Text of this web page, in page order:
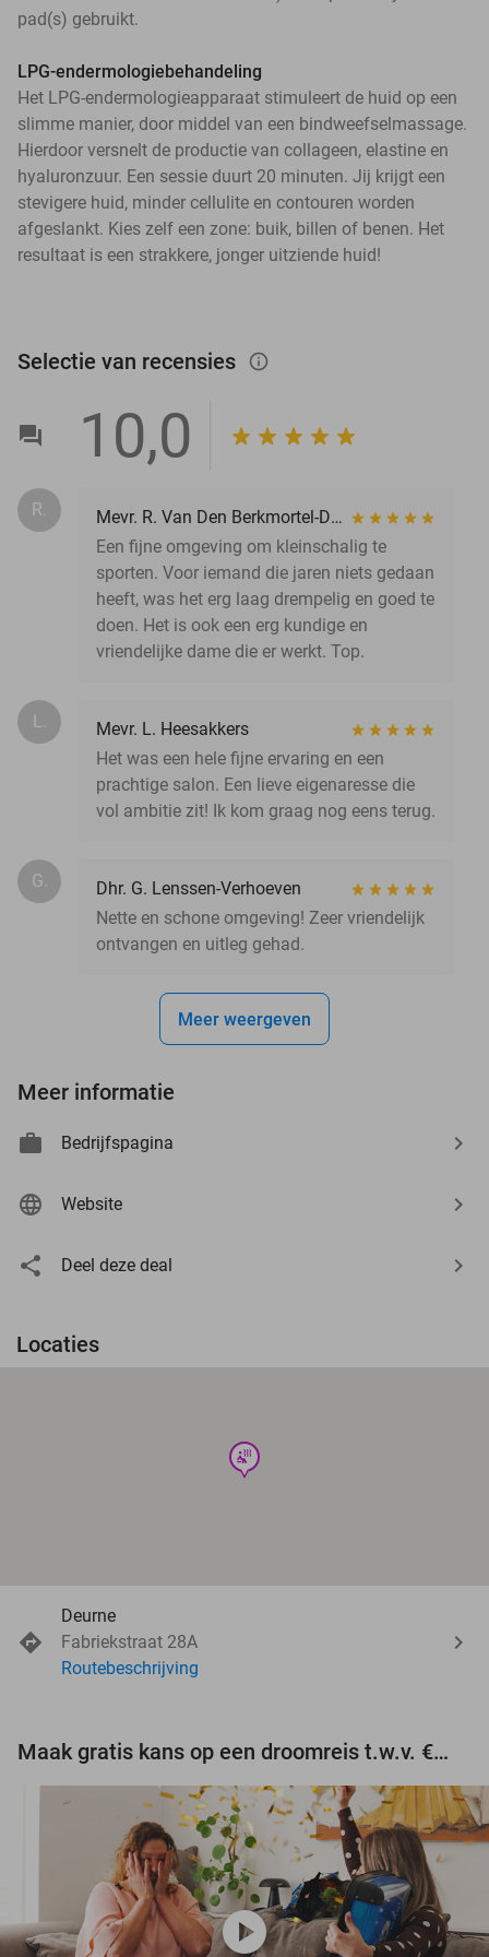
pad(s) gebruikt.
LPG-endermologiebehandeling
Het LPG-endermologieapparaat stimuleert de huid op een
slimme manier, door middel van een bindweefselmassage.
Hierdoor versnelt de productie van collageen, elastine en
hyaluronzuur. Een sessie duurt 20 minuten. Jij krijgt een
stevigere huid, minder cellulite en contouren worden
afgeslankt. Kies zelf een zone: buik, billen of benen. Het
resultaat is een strakkere, jonger uitziende huid!
Selectie van recensies info_outlined
10,0
R.
Mevr. R. Van Den Berkmortel-Driessens
Een fijne omgeving om kleinschalig te
sporten. Voor iemand die jaren niets gedaan
heeft, was het erg laag drempelig en goed te
doen. Het is ook een erg kundige en
vriendelijke dame die er werkt. Top.
L.
Mevr. L. Heesakkers
Het was een hele fijne ervaring en een
prachtige salon. Een lieve eigenaresse die
vol ambitie zit! Ik kom graag nog eens terug.
G.
Dhr. G. Lenssen-Verhoeven
Nette en schone omgeving! Zeer vriendelijk
ontvangen en uitleg gehad.
Meer weergeven
Meer informatie
Bedrijfspagina
Website
Deel deze deal
Locaties
wellness
Deurne
Fabriekstraat 28A
Routebeschrijving
Maak gratis kans op een droomreis t.w.v. €3.000!
play_circle